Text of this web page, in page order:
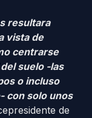
resultara
vista de
centrarse
suelo -las
o incluso
con solo unos
de